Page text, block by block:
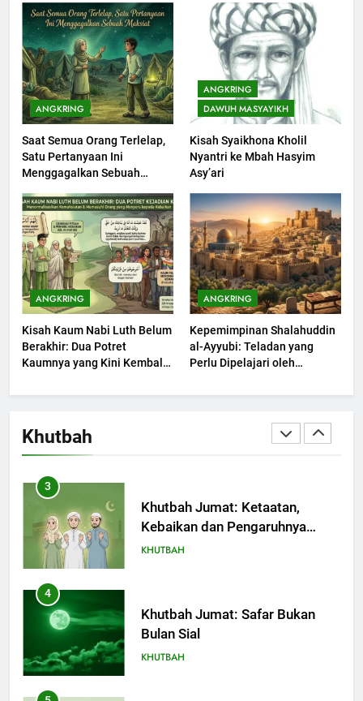
ANGKRING
Saat Semua Orang Terlelap,
Satu Pertanyaan Ini
Menggagalkan Sebuah
ANGKRING
DAWUH MASYAYIKH
Kisah Syaikhona Kholil
Nyantri ke Mbah Hasyim
Asy’ari
ANGKRING
Kisah Kaum Nabi Luth Belum
Berakhir: Dua Potret
Kaumnya yang Kini Kembali
ANGKRING
Kepemimpinan Shalahuddin
al-Ayyubi: Teladan yang
Perlu Dipelajari oleh
(2)
Khutbah
KHUTBAH
202
Khutbah Jumat : Supaya Amal
Bisa Diterima
KHUTBAH
203
Muharram Bulan Bersejarah
KHUTBAH
1
Khutbah Jumat: Mengapa Orang
Dengki Tak Akan Pernah
Berjaya?
KHUTBAH
Khutbah Jumat: Melihat
Limpahan Nikmat Allah
3
Khutbah Jumat: Ketaatan,
Kebaikan dan Pengaruhnya
dalam Jiwa Manusia
KHUTBAH
4
Khutbah Jumat: Safar Bukan
Bulan Sial
KHUTBAH